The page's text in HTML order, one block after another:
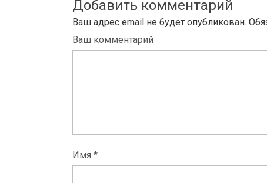
Добавить комментарий
Ваш адрес email не будет опубликован.
Ваш комментарий
Имя *